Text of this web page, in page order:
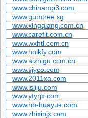
www.chinamp3.com
www.gumtree.sg
www.xingqiang.com.cn
www.carefit.com.cn
www.wxhtl.com.cn
www.hnlkfy.com
www.aizhigu.com.cn
www.sjyco.com
www.2011xa.com
www.lsliju.com
www.yfyrjx.com
www.hb-huayue.com
www.zhixinjx.com